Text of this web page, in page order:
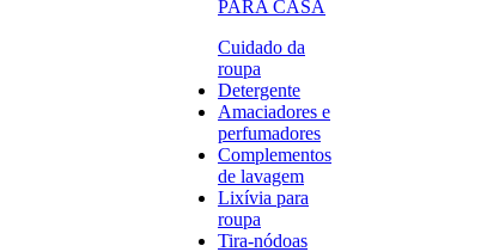
PARA CASA
Cuidado da
roupa
Detergente
Amaciadores e
perfumadores
Complementos
de lavagem
Lixívia para
roupa
Tira-nódoas